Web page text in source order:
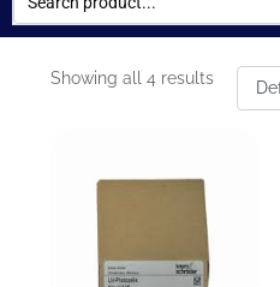
Showing all 4 results